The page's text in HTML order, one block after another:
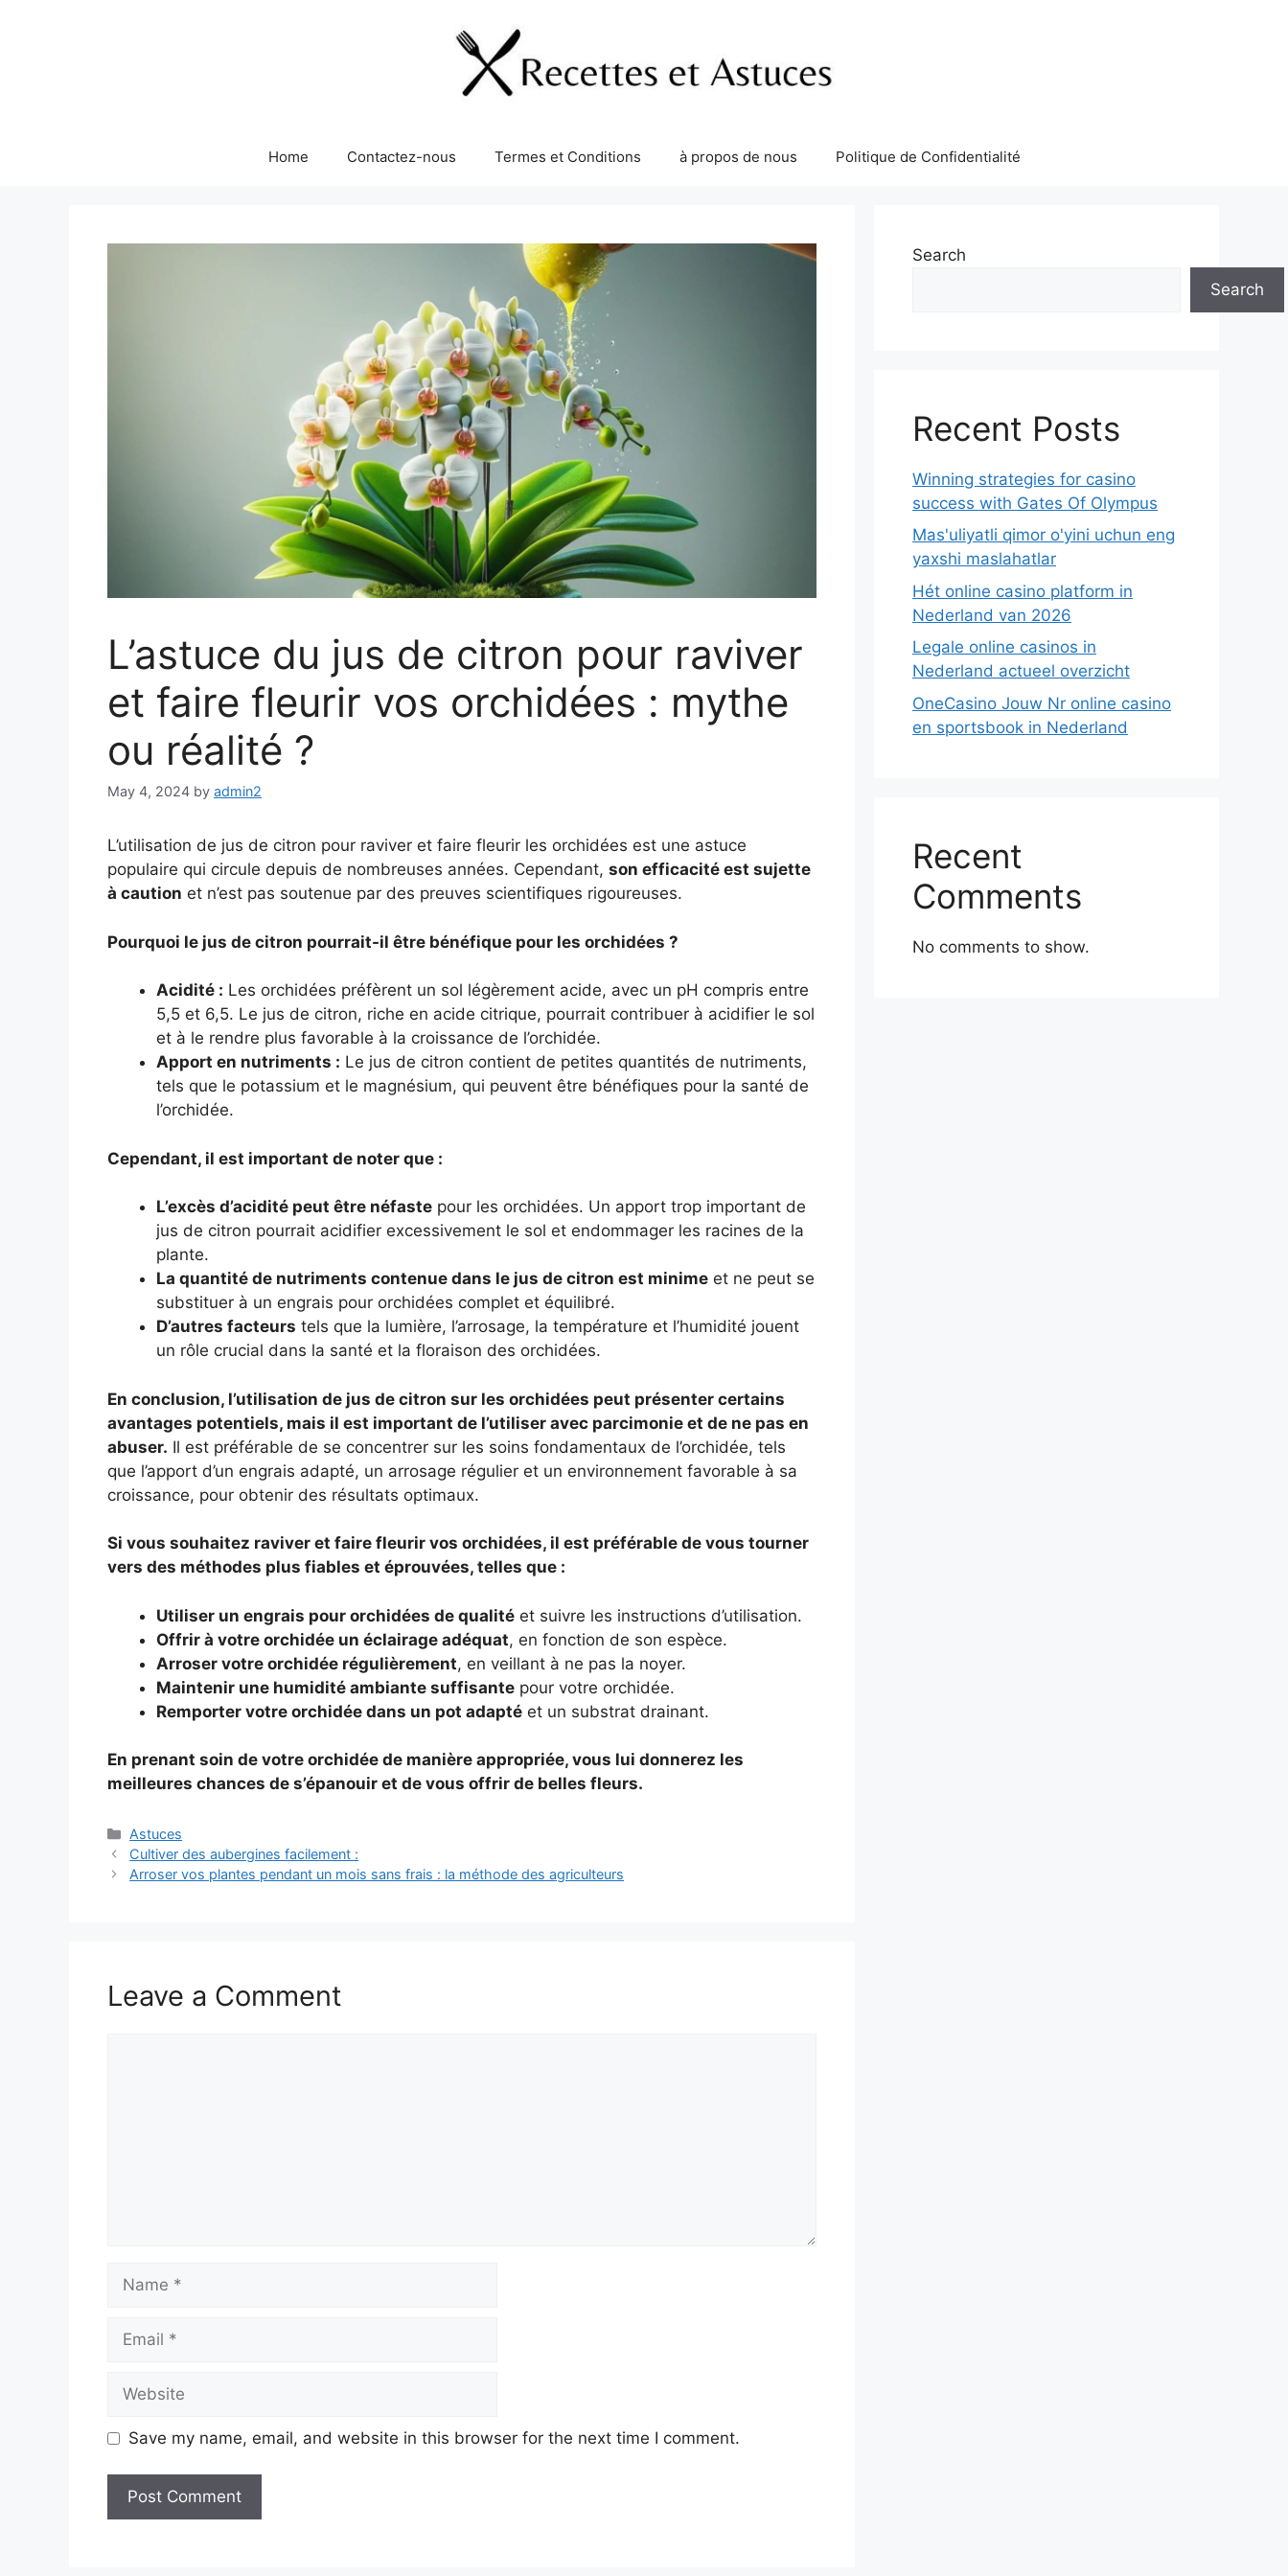
Home Contactez-nous Termes et Conditions à propos de nous Politique de Confidentialité
L’astuce du jus de citron pour raviver
et faire fleurir vos orchidées : mythe
ou réalité ?
May 4, 2024 by admin2
L’utilisation de jus de citron pour raviver et faire fleurir les orchidées est une astuce
populaire qui circule depuis de nombreuses années. Cependant, son efficacité est sujette
à caution et n’est pas soutenue par des preuves scientifiques rigoureuses.
Pourquoi le jus de citron pourrait-il être bénéfique pour les orchidées ?
Acidité : Les orchidées préfèrent un sol légèrement acide, avec un pH compris entre
5,5 et 6,5. Le jus de citron, riche en acide citrique, pourrait contribuer à acidifier le sol
et à le rendre plus favorable à la croissance de l’orchidée.
Apport en nutriments : Le jus de citron contient de petites quantités de nutriments,
tels que le potassium et le magnésium, qui peuvent être bénéfiques pour la santé de
l’orchidée.
Cependant, il est important de noter que :
L’excès d’acidité peut être néfaste pour les orchidées. Un apport trop important de
jus de citron pourrait acidifier excessivement le sol et endommager les racines de la
plante.
La quantité de nutriments contenue dans le jus de citron est minime et ne peut se
substituer à un engrais pour orchidées complet et équilibré.
D’autres facteurs tels que la lumière, l’arrosage, la température et l’humidité jouent
un rôle crucial dans la santé et la floraison des orchidées.
En conclusion, l’utilisation de jus de citron sur les orchidées peut présenter certains
avantages potentiels, mais il est important de l’utiliser avec parcimonie et de ne pas en
abuser. Il est préférable de se concentrer sur les soins fondamentaux de l’orchidée, tels
que l’apport d’un engrais adapté, un arrosage régulier et un environnement favorable à sa
croissance, pour obtenir des résultats optimaux.
Si vous souhaitez raviver et faire fleurir vos orchidées, il est préférable de vous tourner
vers des méthodes plus fiables et éprouvées, telles que :
Utiliser un engrais pour orchidées de qualité et suivre les instructions d’utilisation.
Offrir à votre orchidée un éclairage adéquat, en fonction de son espèce.
Arroser votre orchidée régulièrement, en veillant à ne pas la noyer.
Maintenir une humidité ambiante suffisante pour votre orchidée.
Remporter votre orchidée dans un pot adapté et un substrat drainant.
En prenant soin de votre orchidée de manière appropriée, vous lui donnerez les
meilleures chances de s’épanouir et de vous offrir de belles fleurs.
Categories
Astuces
Cultiver des aubergines facilement :
Arroser vos plantes pendant un mois sans frais : la méthode des agriculteurs
Leave a Comment
Save my name, email, and website in this browser for the next time I comment.
Search
Search
Recent Posts
Winning strategies for casino
success with Gates Of Olympus
Mas'uliyatli qimor o'yini uchun eng
yaxshi maslahatlar
Hét online casino platform in
Nederland van 2026
Legale online casinos in
Nederland actueel overzicht
OneCasino Jouw Nr online casino
en sportsbook in Nederland
Recent
Comments
No comments to show.